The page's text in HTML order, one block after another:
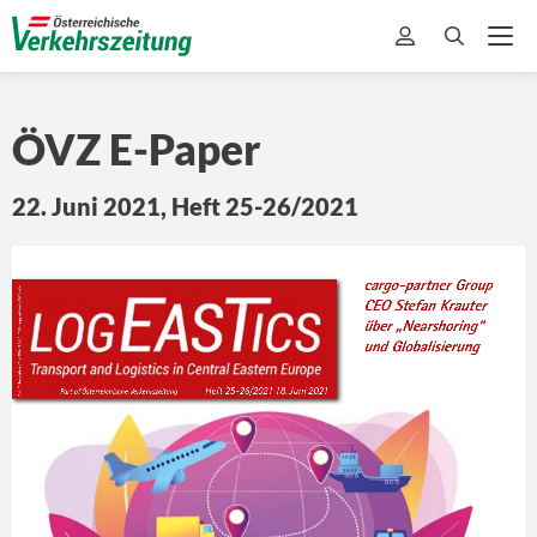
ÖVZ E-Paper
22. Juni 2021, Heft 25-26/2021
  Part of Österreichische Verkehrszeitung
             Heft 25-26/2021 18. Juni 2021
P.b.b. * Plus.Zeitung * GZ 08Z037937 P * Verlagspostamt 2104 Spillern cargo-partner Group
CEO Stefan Krauter
über „Nearshoring“
und Globalisierung